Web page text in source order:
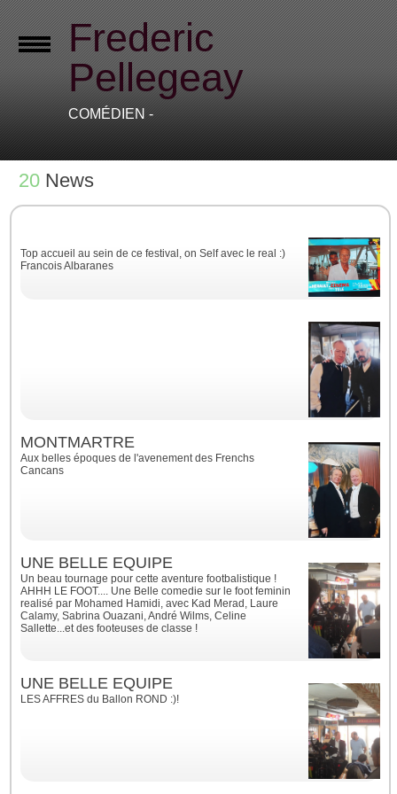
Frederic
Pellegeay
COMÉDIEN -
20 News
Top accueil au sein de ce festival, on Self avec le real :)
Francois Albaranes
MONTMARTRE
Aux belles époques de l'avenement des Frenchs
Cancans
UNE BELLE EQUIPE
Un beau tournage pour cette aventure footbalistique !
AHHH LE FOOT.... Une Belle comedie sur le foot feminin
realisé par Mohamed Hamidi, avec Kad Merad, Laure
Calamy, Sabrina Ouazani, André Wilms, Celine
Sallette...et des footeuses de classe !
UNE BELLE EQUIPE
LES AFFRES du Ballon ROND :)!